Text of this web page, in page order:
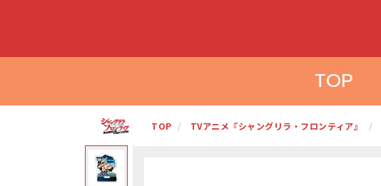
TOP
TOP TVアニメ『シャングリラ・フロンティア』